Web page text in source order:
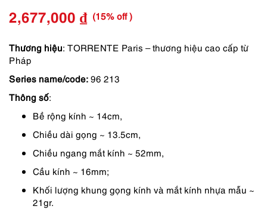
Giá
gốc
2,677,000 ₫
Giá
hiện
(15% off )
Thương hiệu: TORRENTE Paris – thương hiệu cao cấp từ
Pháp
Series name/code: 96 213
Thông số:
Bề rộng kính ~ 14cm,
Chiều dài gọng ~ 13.5cm,
Chiều ngang mắt kính ~ 52mm,
Cầu kính ~ 16mm;
Khối lượng khung gọng kính và mắt kính nhựa mẫu ~
21gr.